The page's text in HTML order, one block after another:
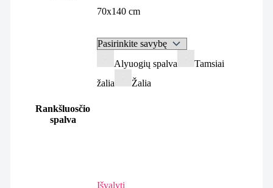
70x140 cm
Rankšluosčio
spalva
Alyuogių spalva
Tamsiai
žalia
Žalia
Išvalyti